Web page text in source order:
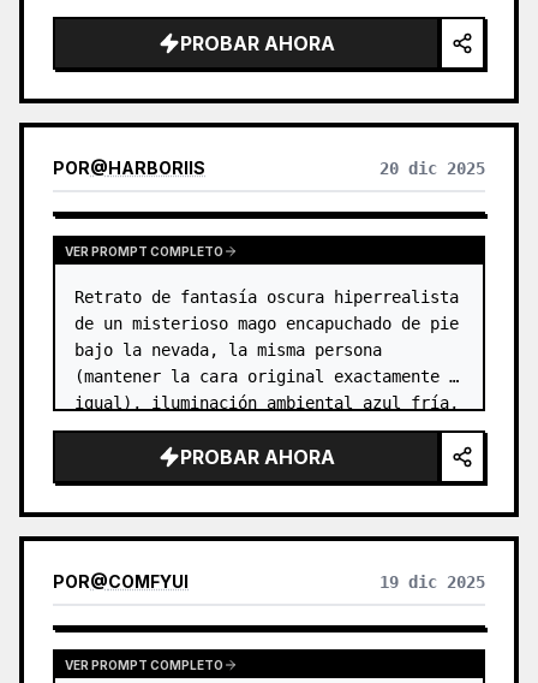
una antigua ciudad romana, en un es…
PROBAR AHORA
POR@HARBORIIS 20 dic 2025
VER PROMPT COMPLETO
Retrato de fantasía oscura hiperrealista
de un misterioso mago encapuchado de pie
bajo la nevada, la misma persona
(mantener la cara original exactamente
igual), iluminación ambiental azul fría,
intrincados detalles de sombras en la
cara, orbe mágico brillante…
PROBAR AHORA
POR@COMFYUI 19 dic 2025
VER PROMPT COMPLETO